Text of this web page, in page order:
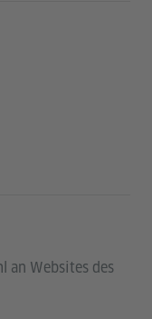
an Websites des